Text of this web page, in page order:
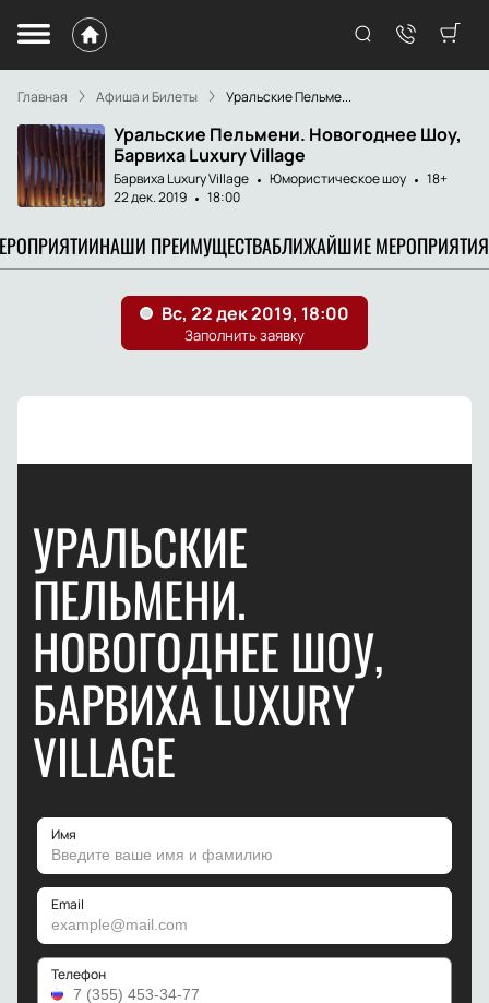
Главная Афиша и Билеты Уральские Пельме...
Уральские Пельмени. Новогоднее Шоу,
Барвиха Luxury Village
Барвиха Luxury Village Юмористическое шоу
18+
22 дек. 2019
18:00
НАШИ ПРЕИМУЩЕСТВАБЛИЖАЙШИЕ МЕРОПРИЯТИЯ
УРАЛЬСКИЕ
ПЕЛЬМЕНИ.
НОВОГОДНЕЕ ШОУ,
БАРВИХА LUXURY
VILLAGE
Имя
Email
Телефон